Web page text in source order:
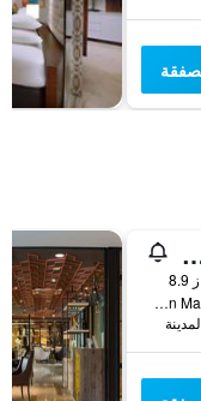
مهاكم
Jalan Mahakam I No 6 Blok M, جاكرتا, إندونيسيا